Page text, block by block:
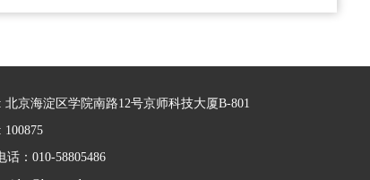
北京海淀区学院南路12号京师科技大厦B-801
100875
话：010-58805486